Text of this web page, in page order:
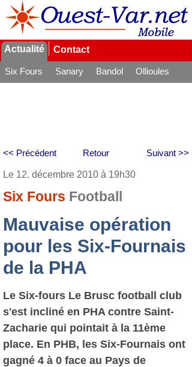
Actualité Contact
Six Fours Sanary Bandol
Ollioules
Retour
<< Précédent Suivant >>
Le 12. décembre 2010 à 19h30
Six Fours Football
Mauvaise opération
pour les Six-Fournais
de la PHA
Le Six-fours Le Brusc football club
s'est incliné en PHA contre Saint-
Zacharie qui pointait à la 11ème
place. En PHB, les Six-Fournais ont
gagné 4 à 0 face au Pays de